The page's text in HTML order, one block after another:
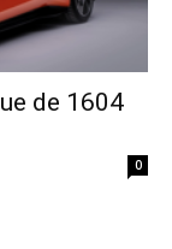
de 1604
0